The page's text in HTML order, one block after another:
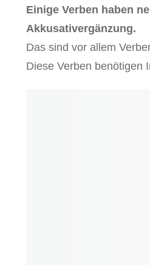
Einige Verben haben
Akkusativergänzung.
Das sind vor allem
Diese Verben benötigen